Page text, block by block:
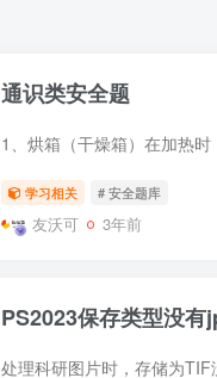
通识类安全题
学习相关 # 安全题库
友沃可 3年前
PS2023保存类型没